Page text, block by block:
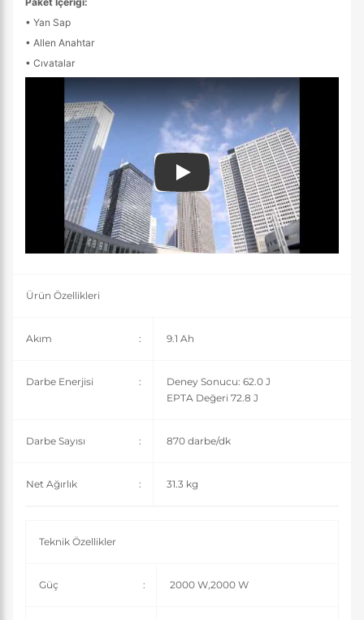
• Yan Sap
• Allen Anahtar
• Cıvatalar
Play
Ürün Özellikleri
Akım : 9.1 Ah
Darbe Enerjisi :
Deney Sonucu: 62.0 J
EPTA Değeri 72.8 J
Darbe Sayısı : 870 darbe/dk
Net Ağırlık : 31.3 kg
Teknik Özellikler
Güç : 2000 W,2000 W